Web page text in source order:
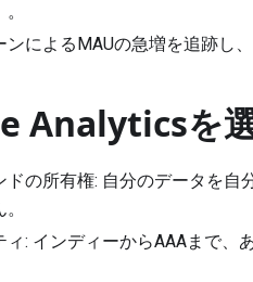
ンによるMAUの急増を追跡し
Analyticsを
ドの所有権: 自分のデータを
ィ: インディーからAAAまで、